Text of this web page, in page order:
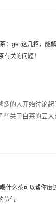
的人开始讨论
些关于白茶的五